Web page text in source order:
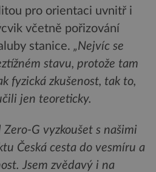
pro orientaci uvnitř i
včetně pořizování
stanice. „Nejvíc se
stavu, protože tam
fyzická zkušenost, tak to,
jen teoreticky.
Zero-G vyzkoušet s našimi
Česká cesta do vesmíru a
Jsem zvědavý i na